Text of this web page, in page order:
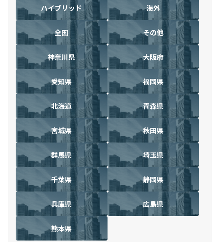
ハイブリッド 海外
全国 その他
神奈川県 大阪府
愛知県 福岡県
北海道 青森県
宮城県 秋田県
群馬県 埼玉県
千葉県 静岡県
兵庫県 広島県
熊本県